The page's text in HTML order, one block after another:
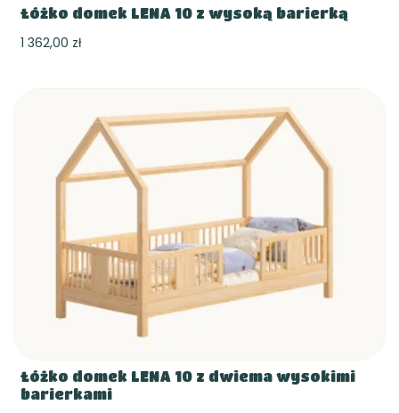
Łóżko domek LENA 10 z wysoką barierką
1 362,00 zł
Łóżko domek LENA 10 z dwiema wysokimi
barierkami